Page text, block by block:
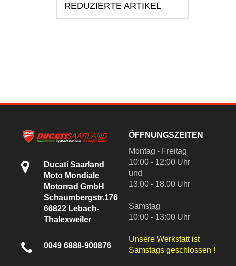
REDUZIERTE ARTIKEL
Ducati Saarland
Moto Mondiale
Motorrad GmbH
Schaumbergstr.176
66822 Lebach-
Thalexweiler
0049 6888-900876
ÖFFNUNGSZEITEN
Montag - Freitag
10:00 - 12:00 Uhr
und
13.00 - 18.00 Uhr
Samstag
10:00 - 13:00 Uhr
Unsere Werkstatt ist
Samstags geschlossen !